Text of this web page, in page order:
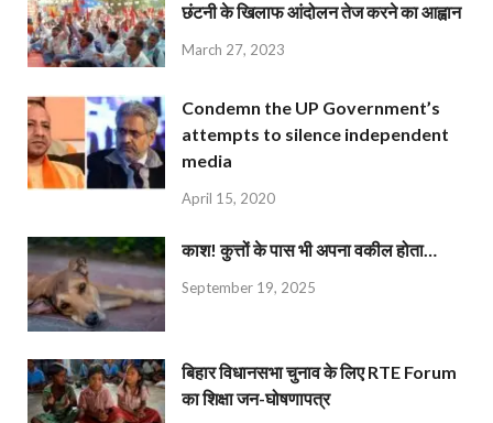
छंटनी के खिलाफ आंदोलन तेज करने का आह्वान
March 27, 2023
Condemn the UP Government’s
attempts to silence independent
media
April 15, 2020
काश! कुत्तों के पास भी अपना वकील होता…
September 19, 2025
बिहार विधानसभा चुनाव के लिए RTE Forum
का शिक्षा जन-घोषणापत्र